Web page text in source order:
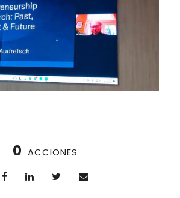
0 ACCIONES